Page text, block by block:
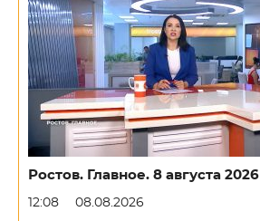
Ростов. Главное. 8 августа 2026
12:08 08.08.2026